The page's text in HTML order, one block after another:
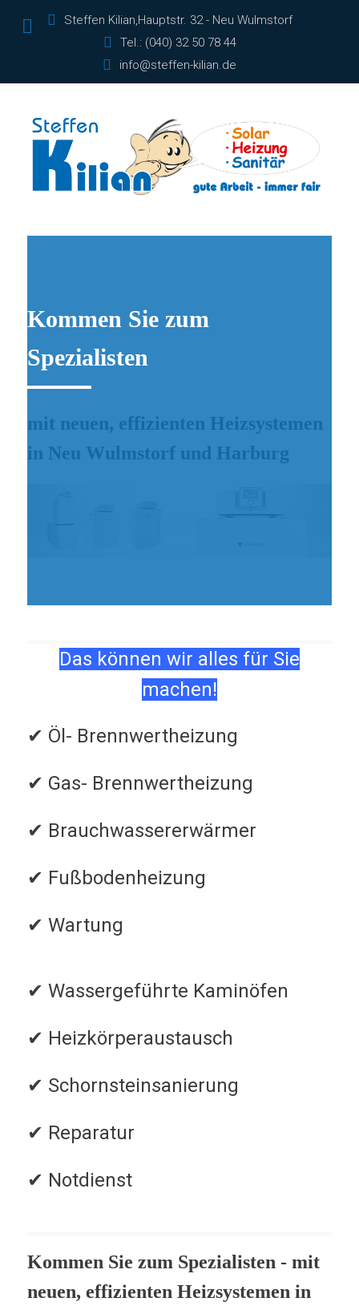
Steffen Kilian,Hauptstr. 32 - Neu Wulmstorf
Tel.: (040) 32 50 78 44
info@steffen-kilian.de
Kommen Sie zum
Spezialisten
mit neuen, effizienten Heizsystemen
in Neu Wulmstorf und Harburg
Das können wir alles für Sie
machen!
✔ Öl- Brennwertheizung
✔ Gas- Brennwertheizung
✔ Brauchwassererwärmer
✔ Fußbodenheizung
✔ Wartung
✔ Wassergeführte Kaminöfen
✔ Heizkörperaustausch
✔ Schornsteinsanierung
✔ Reparatur
✔ Notdienst
Kommen Sie zum Spezialisten - mit
neuen, effizienten Heizsystemen in